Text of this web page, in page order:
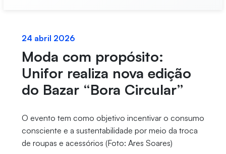
24 abril 2026
Moda com propósito:
Unifor realiza nova edição
do Bazar “Bora Circular”
O evento tem como objetivo incentivar o consumo
consciente e a sustentabilidade por meio da troca
de roupas e acessórios (Foto: Ares Soares)